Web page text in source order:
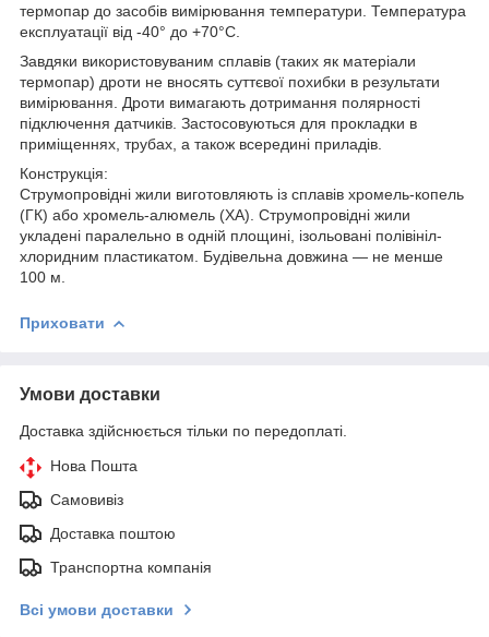
термопар до засобів вимірювання температури. Температура
експлуатації від -40° до +70°С.
Завдяки використовуваним сплавів (таких як матеріали
термопар) дроти не вносять суттєвої похибки в результати
вимірювання. Дроти вимагають дотримання полярності
підключення датчиків. Застосовуються для прокладки в
приміщеннях, трубах, а також всередині приладів.
Конструкція:
Струмопровідні жили виготовляють із сплавів хромель-копель
(ГК) або хромель-алюмель (ХА). Струмопровідні жили
укладені паралельно в одній площині, ізольовані полівініл-
хлоридним пластикатом. Будівельна довжина — не менше
100 м.
Приховати
Умови доставки
Доставка здійснюється тільки по передоплаті.
Нова Пошта
Самовивіз
Доставка поштою
Транспортна компанія
Всі умови доставки